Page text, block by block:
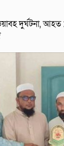
ভয়াবহ দুর্ঘটনা,